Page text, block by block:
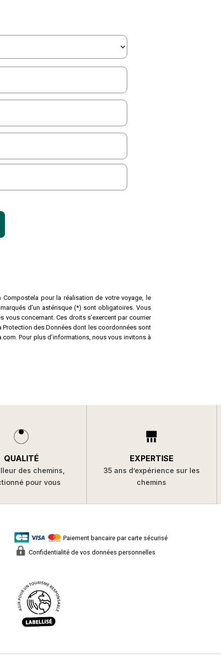
pour la réalisation de votre voyage, le
d’un astérisque (*) sont obligatoires. Vous
concernant. Ces droits s’exercent par courrier
Protection des Données dont les coordonnées sont
Pour plus d’informations, nous vous invitons à
QUALITÉ
des chemins,
pour vous
EXPERTISE
35 ans d’expérience sur les
chemins
Paiement bancaire par carte sécurisé
Confidentialité de vos données personnelles